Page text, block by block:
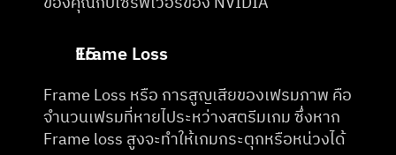
Frame Loss
Frame Loss หรือ การสูญเสียของเฟรมภาพ คือ
จำนวนเฟรมที่หายไประหว่างสตรีมเกม ซึ่งหาก
Frame loss สูงจะทำให้เกมกระตุกหรือหน่วงได้